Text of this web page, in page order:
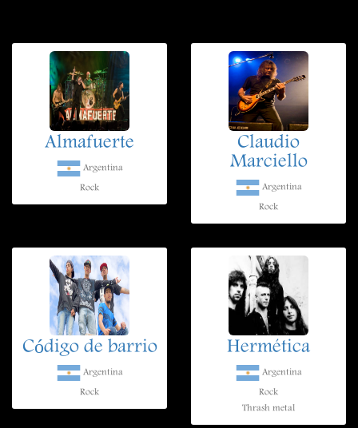
Almafuerte
Argentina
Rock
Claudio
Marciello
Argentina
Rock
Código de barrio
Argentina
Rock
Hermética
Argentina
Rock
Thrash metal